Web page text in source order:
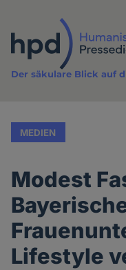
Inhalt
Der säkulare Blick auf
MEDIEN
Modest
Lifestyle